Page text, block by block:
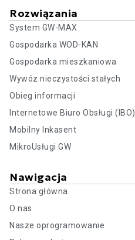
Rozwiązania
System GW-MAX
Gospodarka WOD-KAN
Gospodarka mieszkaniowa
Wywóz nieczystości stałych
Obieg informacji
Internetowe Biuro Obsługi (IBO)
Mobilny Inkasent
MikroUsługi GW
Nawigacja
Strona główna
O nas
Nasze oprogramowanie